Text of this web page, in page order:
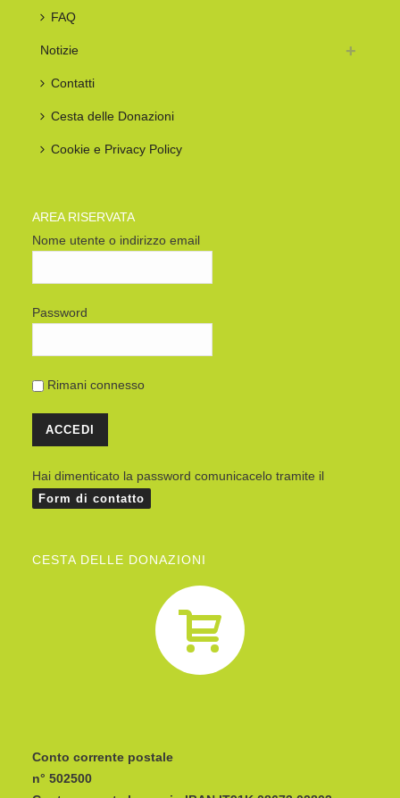
FAQ
Notizie
Contatti
Cesta delle Donazioni
Cookie e Privacy Policy
AREA RISERVATA
Nome utente o indirizzo email
Password
Rimani connesso
Hai dimenticato la password comunicacelo tramite il
Form di contatto
CESTA DELLE DONAZIONI
Conto corrente postale
n° 502500